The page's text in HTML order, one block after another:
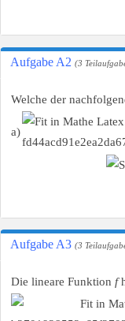
Aufgabe A2 (3
Welche der
a)
Aufgabe A3 (3
Die lineare Funktion f